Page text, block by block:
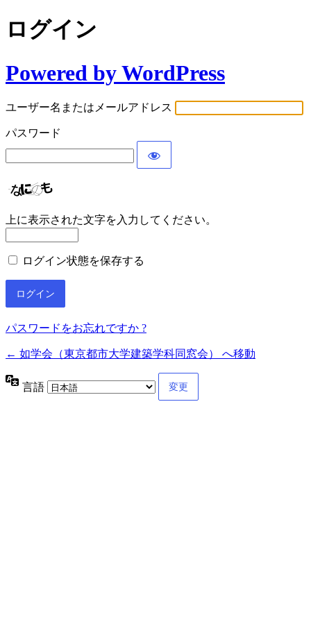
ログイン
Powered by WordPress
ユーザー名またはメールアドレス
パスワード
上に表示された文字を入力してください。
ログイン状態を保存する
パスワードをお忘れですか ?
← 如学会（東京都市大学建築学科同窓会） へ移動
言語